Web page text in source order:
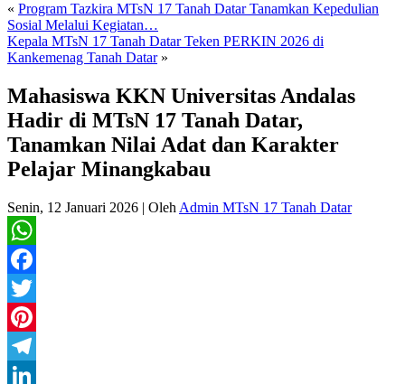
« Program Tazkira MTsN 17 Tanah Datar Tanamkan Kepedulian
Sosial Melalui Kegiatan…
Kepala MTsN 17 Tanah Datar Teken PERKIN 2026 di
Kankemenag Tanah Datar»
Mahasiswa KKN Universitas Andalas
Hadir di MTsN 17 Tanah Datar,
Tanamkan Nilai Adat dan Karakter
Pelajar Minangkabau
Senin, 12 Januari 2026 | Oleh Admin MTsN 17 Tanah Datar
WhatsApp
Facebook
Twitter
Pinterest
Telegram